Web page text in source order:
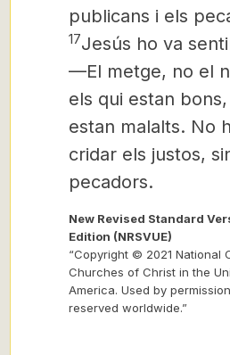
publicans i els
17Jesús ho va
—El metge, no el
els qui estan
estan malalts. No
cridar els justos,
pecadors.
New Revised Standard
Edition (NRSVUE)
“Copyright © 2021 National
Churches of Christ in the
America. Used by
reserved worldwide.”